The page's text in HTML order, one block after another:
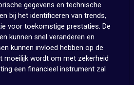
gegevens en technische
bij het identificeren van trends,
voor toekomstige prestaties. De
kunnen snel veranderen en
kunnen invloed hebben op de
moeilijk wordt om met zekerheid
een financieel instrument zal